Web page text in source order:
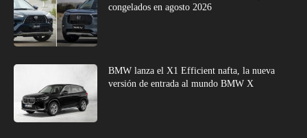
congelados en agosto 2026
BMW lanza el X1 Efficient nafta, la nueva
versión de entrada al mundo BMW X